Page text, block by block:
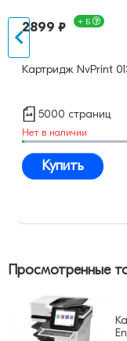
2899 ₽ + Б
Картридж NvPrint
5000 страниц
Нет в наличии
Купить
Просмотренные